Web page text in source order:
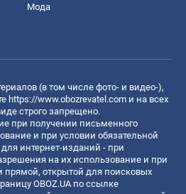
Мода
(в том числе фото- и видео-),
https://www.obozrevatel.com и на всех
строго запрещено.
при получении письменного
и при условии обязательной
интернет-изданий - при
на их использование и при
открытой для поисковых
OBOZ.UA по ссылке